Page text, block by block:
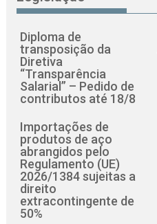
Diploma de
transposição da
Diretiva
“Transparência
Salarial” – Pedido de
contributos até 18/8
Importações de
produtos de aço
abrangidos pelo
Regulamento (UE)
2026/1384 sujeitas a
direito
extracontingente de
50%